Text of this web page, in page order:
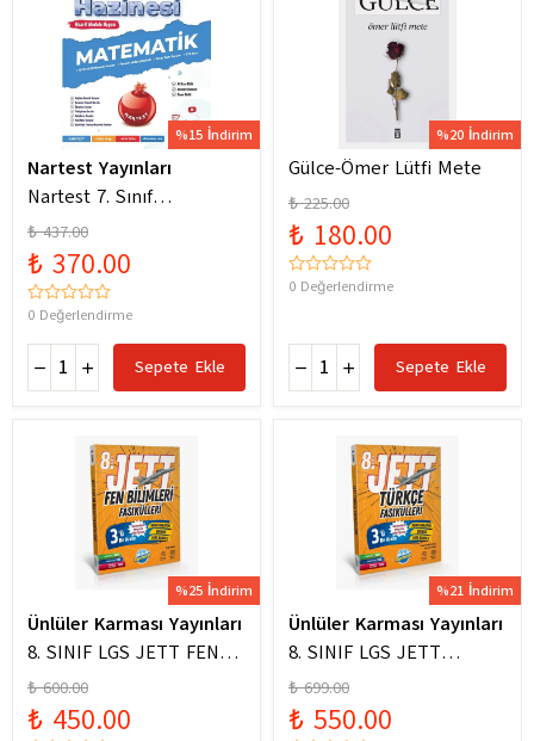
%15 İndirim
Nartest Yayınları
Nartest 7. Sınıf
Matematik Soru Hazinesi
₺ 437.00
₺ 370.00
0 Değerlendirme
Sepete Ekle
%20 İndirim
Gülce-Ömer Lütfi Mete
₺ 225.00
₺ 180.00
0 Değerlendirme
Sepete Ekle
%25 İndirim
Ünlüler Karması Yayınları
8. SINIF LGS JETT FEN
BİLİMLERİ FASİKÜLLERİ
₺ 600.00
₺ 450.00
%21 İndirim
Ünlüler Karması Yayınları
8. SINIF LGS JETT
TÜRKÇE FASİKÜLLERİ
₺ 699.00
₺ 550.00